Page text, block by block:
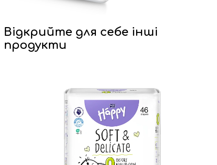
Відкрийте для себе інші
продукти